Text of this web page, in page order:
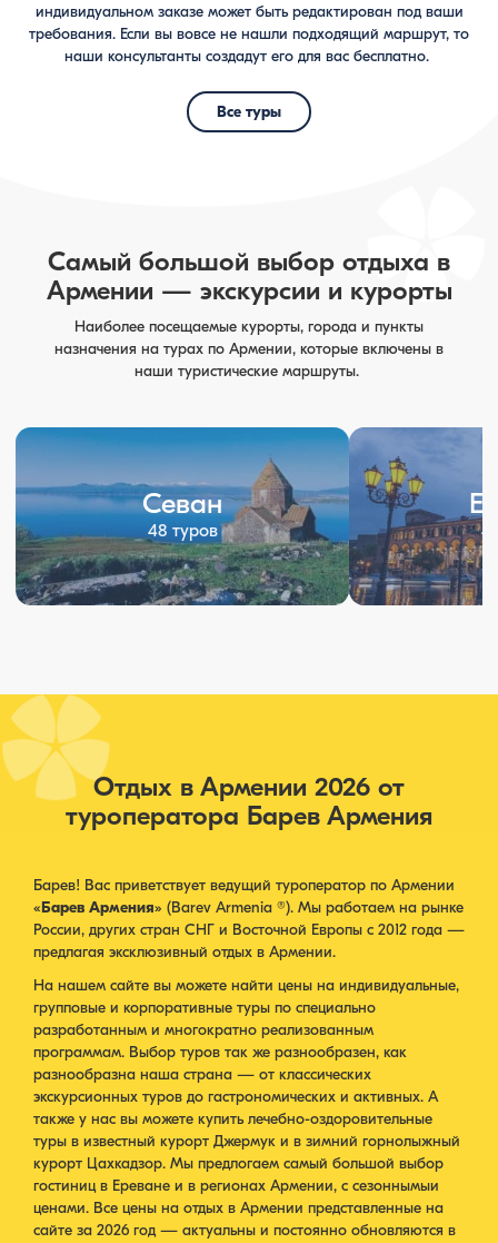
индивидуальном заказе может быть редактирован под ваши
требования. Если вы вовсе не нашли подходящий маршрут, то
наши консультанты создадут его для вас бесплатно.
Все туры
Самый большой выбор отдыха в
Армении — экскурсии и курорты
Наиболее посещаемые курорты, города и пункты
назначения на турах по Армении, которые включены в
наши туристические маршруты.
Севан
48 туров
Отдых в Армении 2026 от
туроператора Барев Армения
Барев! Вас приветствует ведущий туроператор по Армении
«Барев Армения» (Barev Armenia ®). Мы работаем на рынке
России, других стран СНГ и Восточной Европы с 2012 года —
предлагая эксклюзивный отдых в Армении.
На нашем сайте вы можете найти цены на индивидуальные,
групповые и корпоративные туры по специально
разработанным и многократно реализованным
программам. Выбор туров так же разнообразен, как
разнообразна наша страна — от классических
экскурсионных туров до гастрономических и активных. А
также у нас вы можете купить лечебно-оздоровительные
туры в известный курорт Джермук и в зимний горнолыжный
курорт Цахкадзор. Мы предлогаем самый большой выбор
гостиниц в Ереване и в регионах Армении, с сезоннымыи
ценами. Все цены на отдых в Армении представленные на
сайте за 2026 год — актуальны и постоянно обновляются в